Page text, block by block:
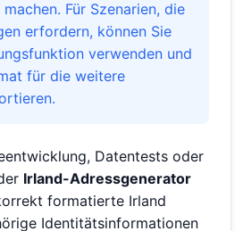
Für Szenarien, die
erfordern, können Sie
verwenden und
für die weitere
Datentests oder
Irland-Adressgenerator
formatierte Irland
Identitätsinformationen